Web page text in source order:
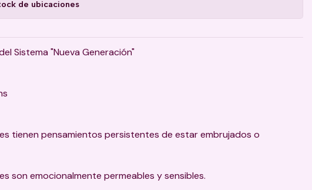
de ubicaciones
Sistema "Nueva Generación"
tienen pensamientos persistentes de estar embrujados o
son emocionalmente permeables y sensibles.